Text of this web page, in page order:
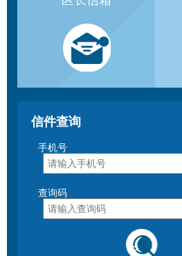
信件查询
手机号
查询码